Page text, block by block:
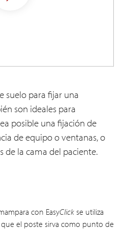
suelo para fijar una
son ideales para
posible una fijación de
de equipo o ventanas, o
de la cama del paciente.
con EasyClick se utiliza
el poste sirva como punto de